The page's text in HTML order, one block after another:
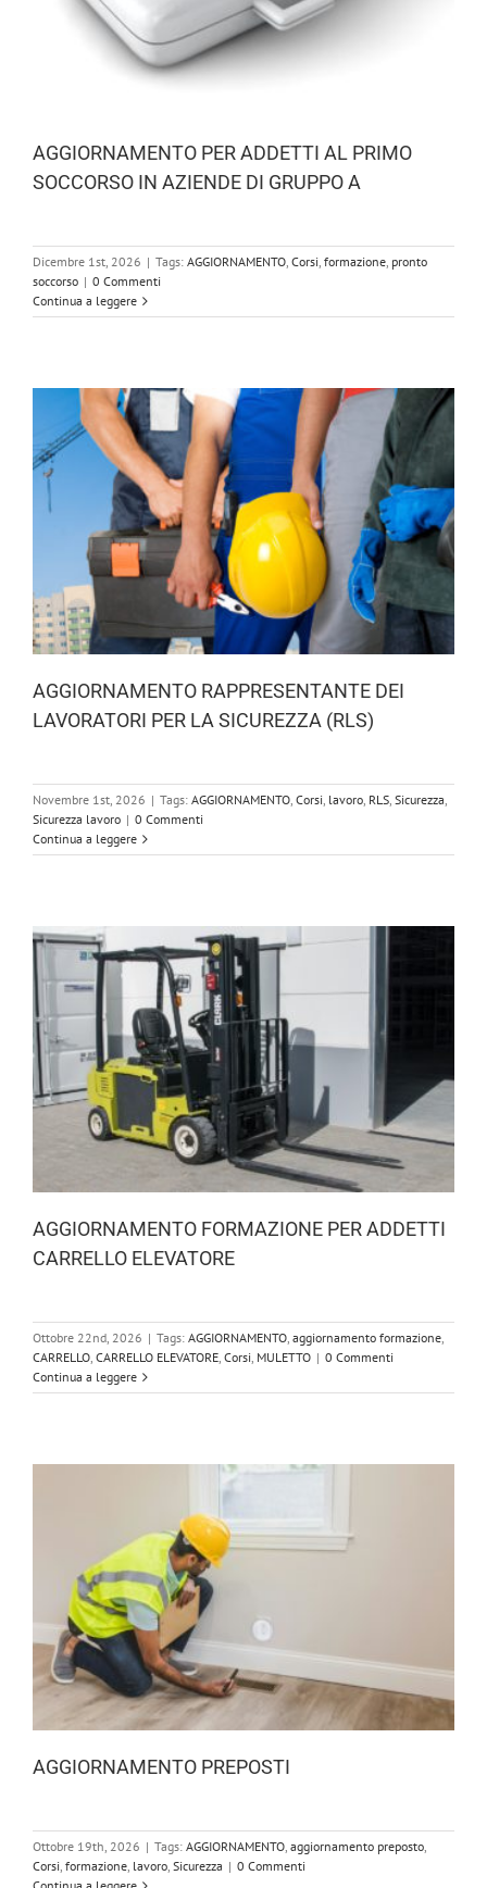
AGGIORNAMENTO PER ADDETTI AL PRIMO
SOCCORSO IN AZIENDE DI GRUPPO A
Dicembre 1st, 2026 | Tags: AGGIORNAMENTO, Corsi, formazione, pronto
soccorso | 0 Commenti
Continua a leggere
AGGIORNAMENTO RAPPRESENTANTE DEI
LAVORATORI PER LA SICUREZZA (RLS)
Novembre 1st, 2026 | Tags: AGGIORNAMENTO, Corsi, lavoro, RLS, Sicurezza,
Sicurezza lavoro | 0 Commenti
Continua a leggere
AGGIORNAMENTO FORMAZIONE PER ADDETTI
CARRELLO ELEVATORE
Ottobre 22nd, 2026 | Tags: AGGIORNAMENTO, aggiornamento formazione,
CARRELLO, CARRELLO ELEVATORE, Corsi, MULETTO | 0 Commenti
Continua a leggere
AGGIORNAMENTO PREPOSTI
Ottobre 19th, 2026 | Tags: AGGIORNAMENTO, aggiornamento preposto,
Corsi, formazione, lavoro, Sicurezza | 0 Commenti